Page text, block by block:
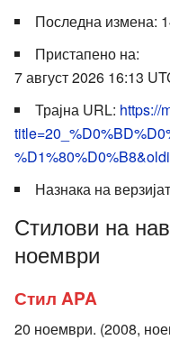
Последна измена:
Пристапено на:
7 август 2026 16:13
Трајна URL: https://
Назнака на
Стилови на
ноември
Стил APA
20 ноември. (2008,